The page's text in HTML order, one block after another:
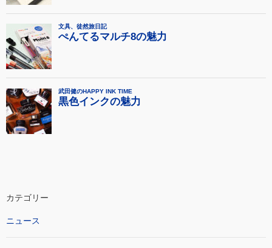
カテゴリー
ニュース